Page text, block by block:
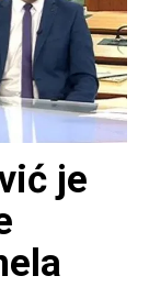
je